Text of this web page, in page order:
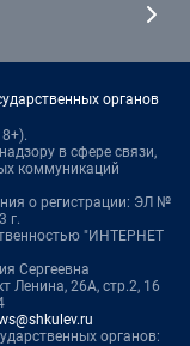
органов
в сфере связи,
коммуникаций
о регистрации: ЭЛ №
г.
"ИНТЕРНЕТ
Сергеевна
Ленина, 26А, стр.2, 16
органов: